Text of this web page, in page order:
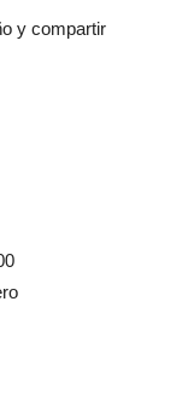
y compartir